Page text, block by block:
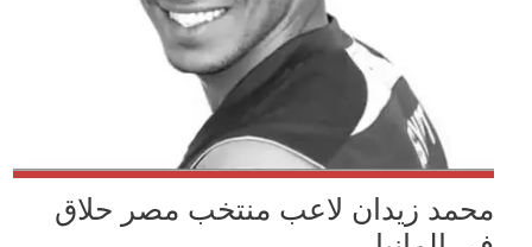
محمد زيدان لاعب منتخب مصر حلاق